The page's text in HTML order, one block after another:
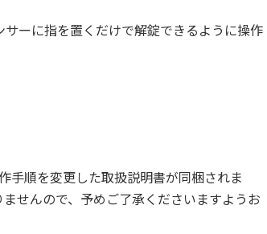
ーに指を置くだけで解錠できるように操作
手順を変更した取扱説明書が同梱されま
せんので、予めご了承くださいますようお